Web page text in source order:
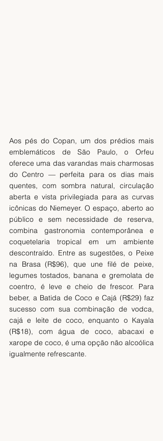
Aos pés do Copan, um dos prédios mais
emblemáticos de São Paulo, o Orfeu
oferece uma das varandas mais charmosas
do Centro — perfeita para os dias mais
quentes, com sombra natural, circulação
aberta e vista privilegiada para as curvas
icônicas do Niemeyer. O espaço, aberto ao
público e sem necessidade de reserva,
combina gastronomia contemporânea e
coquetelaria tropical em um ambiente
descontraído. Entre as sugestões, o Peixe
na Brasa (R$96), que une filé de peixe,
legumes tostados, banana e gremolata de
coentro, é leve e cheio de frescor. Para
beber, a Batida de Coco e Cajá (R$29) faz
sucesso com sua combinação de vodca,
cajá e leite de coco, enquanto o Kayala
(R$18), com água de coco, abacaxi e
xarope de coco, é uma opção não alcoólica
igualmente refrescante.